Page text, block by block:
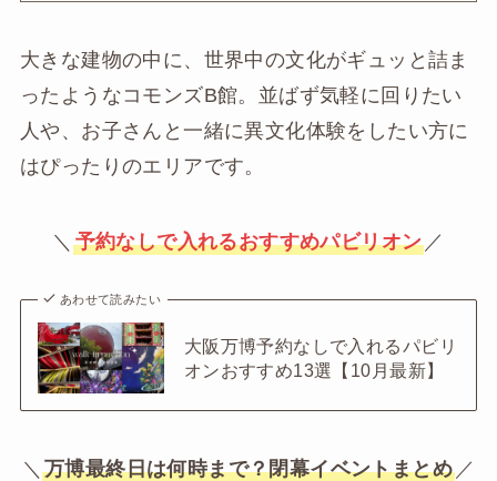
大きな建物の中に、世界中の文化がギュッと詰ま
ったようなコモンズB館。並ばず気軽に回りたい
人や、お子さんと一緒に異文化体験をしたい方に
はぴったりのエリアです。
＼ 予約なしで入れるおすすめパビリオン ／
あわせて読みたい
大阪万博予約なしで入れるパビリ
オンおすすめ13選【10月最新】
＼ 万博最終日は何時まで？閉幕イベントまとめ ／